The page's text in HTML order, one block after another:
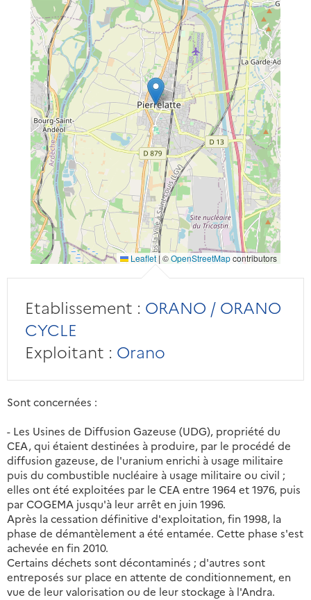
Leaflet | ©OpenStreetMapcontributors
Etablissement : ORANO / ORANO
CYCLE
Exploitant : Orano
Sont concernées :
- Les Usines de Diffusion Gazeuse (UDG), propriété du
CEA, qui étaient destinées à produire, par le procédé de
diffusion gazeuse, de l'uranium enrichi à usage militaire
puis du combustible nucléaire à usage militaire ou civil ;
elles ont été exploitées par le CEA entre 1964 et 1976, puis
par COGEMA jusqu'à leur arrêt en juin 1996.
Après la cessation définitive d'exploitation, fin 1998, la
phase de démantèlement a été entamée. Cette phase s'est
achevée en fin 2010.
Certains déchets sont décontaminés ; d'autres sont
entreposés sur place en attente de conditionnement, en
vue de leur valorisation ou de leur stockage à l'Andra.